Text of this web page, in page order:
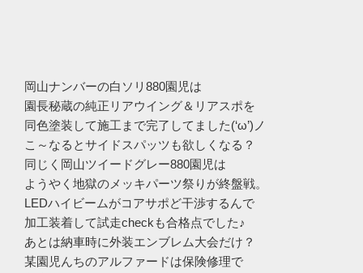
岡山ナンバーの白ソリ880園児は
園長秘蔵の純正リアウイング＆リアスポを
同色塗装して施工まで完了してました(‘ω’)ノ
こ～なるとサイドスパッツも欲しくなる？
同じく岡山ツイードグレー880園児は
ようやく地獄のメッキパーツ祭りが終盤戦。
LEDハイビームがコアサポど干渉するんで
加工装着して試走checkも合格点でした♪
あとは納車時に外装エンブレム大会だけ？
某園児んちのアルファードは保険修理で